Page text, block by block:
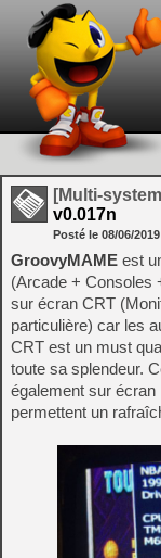
[Multi-
v0.017n
Posté le 08/06/2019
GroovyMAME est
(Arcade + Consoles
sur écran CRT
particulière) car les
CRT est un must
toute sa splendeur.
également sur
permettent un